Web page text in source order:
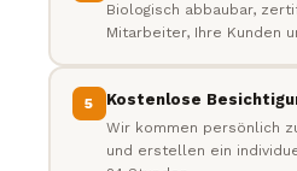
Biologisch abbaubar,
Mitarbeiter, Ihre Kunden
5 Kostenlose
Wir kommen persönlich
und erstellen ein